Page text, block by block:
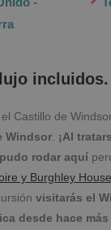
incluidos.
Castillo de
Windsor ¡Al
rodar aquí
y Burghley House
visitarás el
desde hace más